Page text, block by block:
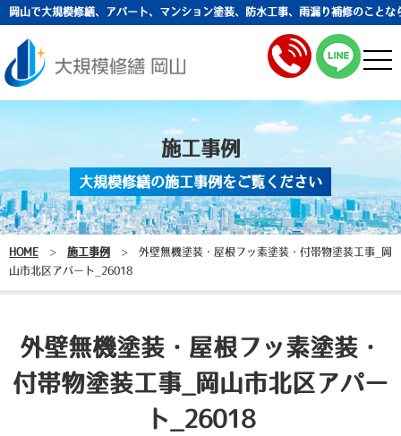
岡山で大規模修繕、アパート、マンション塗装、防水工事、雨漏り補修のことな
施工事例
大規模修繕の施工事例をご覧ください
HOME > 施工事例 > 外壁無機塗装・屋根フッ素塗装・付帯物塗装工事_岡
山市北区アパート_26018
外壁無機塗装・屋根フッ素塗装・
付帯物塗装工事_岡山市北区アパー
ト_26018